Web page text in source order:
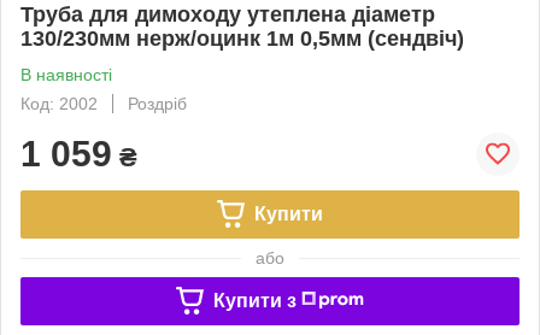
Труба для димоходу утеплена діаметр
130/230мм нерж/оцинк 1м 0,5мм (сендвіч)
В наявності
Код: 2002
Роздріб
1 059 ₴
Купити
або
Купити з